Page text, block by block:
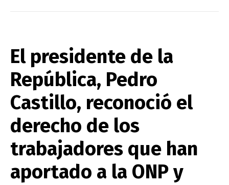
El presidente de la
República, Pedro
Castillo, reconoció el
derecho de los
trabajadores que han
aportado a la ONP y